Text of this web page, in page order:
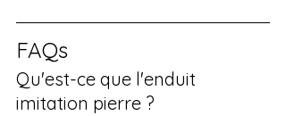
FAQs
Qu'est-ce que l'enduit
imitation pierre ?